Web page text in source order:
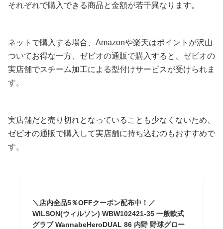
それぞれで購入できる商品と金額が若干異なります。
ネットで購入する場合、Amazonや楽天はポイントが沢山
ついてお得な一方、ゼビオの通販で購入すると、ゼビオの
実店舗でスチーム加工による型付けサービスが受けられま
す。
実店舗だと売り切れとなっていることも少なくないため、
ゼビオの通販で購入して実店舗に持ち込むのもおすすめで
す。
＼店内全品5％OFFクーポン配布中！／
WILSON(ウィルソン) WBW102421-35 一般軟式
グラブ WannabeHeroDUAL 86 内野 野球グロー